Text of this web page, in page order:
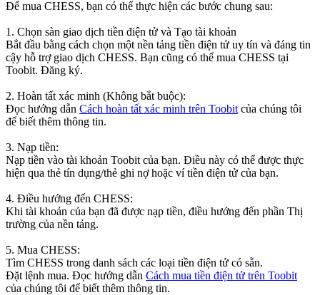
Để mua CHESS, bạn có thể thực hiện các bước chung sau:
1. Chọn sàn giao dịch tiền điện tử và Tạo tài khoản
Bắt đầu bằng cách chọn một nền tảng tiền điện tử uy tín và đáng tin
cậy hỗ trợ giao dịch CHESS. Bạn cũng có thể mua CHESS tại
Toobit. Đăng ký.
2. Hoàn tất xác minh (Không bắt buộc):
Đọc hướng dẫn Cách hoàn tất xác minh trên Toobit của chúng tôi
để biết thêm thông tin.
3. Nạp tiền:
Nạp tiền vào tài khoản Toobit của bạn. Điều này có thể được thực
hiện qua thẻ tín dụng/thẻ ghi nợ hoặc ví tiền điện tử của bạn.
4. Điều hướng đến CHESS:
Khi tài khoản của bạn đã được nạp tiền, điều hướng đến phần Thị
trường của nền tảng.
5. Mua CHESS:
Tìm CHESS trong danh sách các loại tiền điện tử có sẵn.
Đặt lệnh mua. Đọc hướng dẫn Cách mua tiền điện tử trên Toobit
của chúng tôi để biết thêm thông tin.